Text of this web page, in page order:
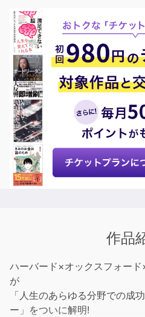
作品
ハーバード×オックスフォー
が
「人生のあらゆる分野での成
ー」をついに解明!